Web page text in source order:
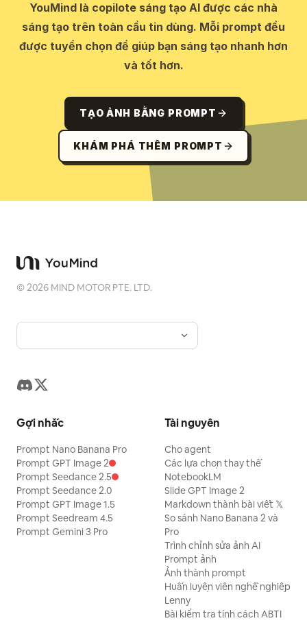
YouMind là copilote sáng tạo AI được các nhà
sáng tạo trên toàn cầu tin dùng. Mỗi prompt đều
được tuyển chọn để giúp bạn sáng tạo nhanh hơn
và tốt hơn.
TẠO ẢNH BẰNG PROMPT
KHÁM PHÁ THÊM PROMPT
©2026 MIND MOTOR PTE. LTD.
Gợi nhắc
Prompt Nano Banana Pro
Prompt GPT Image 2
Prompt Seedance 2.5
Prompt Seedance 2.0
Prompt GPT Image 1.5
Prompt Seedream 4.5
Prompt Gemini 3 Pro
Tài nguyên
Cho agent
Các lựa chọn thay thế
NotebookLM
Slide GPT Image 2
Markdown thành bài viết 𝕏
So sánh Nano Banana 2 và
Pro
Trình chỉnh sửa ảnh AI
Prompt ảnh
Ảnh thành prompt
Huấn luyện viên nghề nghiệp
Lenny
Bài kiểm tra tính cách ABTI